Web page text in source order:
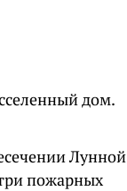
дом.
Лунной
пожарных